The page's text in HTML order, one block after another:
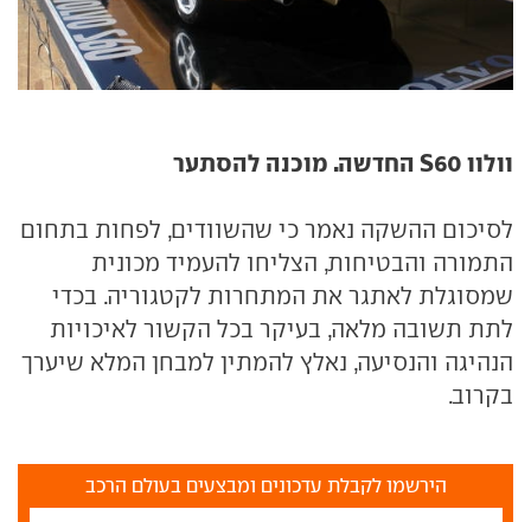
וולוו S60 החדשה. מוכנה להסתער
לסיכום ההשקה נאמר כי שהשוודים, לפחות בתחום
התמורה והבטיחות, הצליחו להעמיד מכונית
שמסוגלת לאתגר את המתחרות לקטגוריה. בכדי
לתת תשובה מלאה, בעיקר בכל הקשור לאיכויות
הנהיגה והנסיעה, נאלץ להמתין למבחן המלא שיערך
בקרוב.
הירשמו לקבלת עדכונים ומבצעים בעולם הרכב